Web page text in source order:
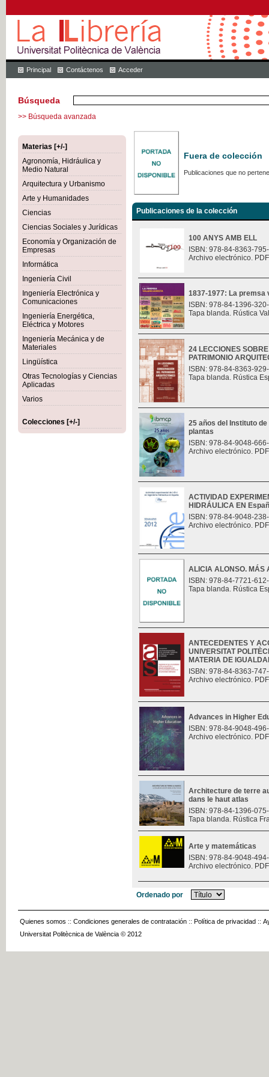
Principal Contáctenos Acceder
Búsqueda
>> Búsqueda avanzada
Materias [+/-]
Agronomía, Hidráulica y
Medio Natural
Arquitectura y Urbanismo
Arte y Humanidades
Ciencias
Ciencias Sociales y Jurídicas
Economía y Organización de
Empresas
Informática
Ingeniería Civil
Ingeniería Electrónica y
Comunicaciones
Ingeniería Energética,
Eléctrica y Motores
Ingeniería Mecánica y de
Materiales
Lingüística
Otras Tecnologías y Ciencias
Aplicadas
Varios
Colecciones [+/-]
Fuera de colección
Publicaciones que no
Publicaciones de la colección
100 ANYS AMB ELL
ISBN: 978-84-8363-
Archivo electrónico.
1837-1977: La premsa
ISBN: 978-84-1396-
Tapa blanda. Rústica
24 LECCIONES
PATRIMONIO
ISBN: 978-84-8363-
Tapa blanda. Rústica
25 años del Instituto
plantas
ISBN: 978-84-9048-
Archivo electrónico.
ACTIVIDAD
HIDRÁULICA EN
ISBN: 978-84-9048-
Archivo electrónico.
ALICIA ALONSO. MÁS
ISBN: 978-84-7721-
Tapa blanda. Rústica
ANTECEDENTES Y
UNIVERSITAT
MATERIA DE
ISBN: 978-84-8363-
Archivo electrónico.
Advances in Higher
ISBN: 978-84-9048-
Archivo electrónico.
Architecture de terre
dans le haut atlas
ISBN: 978-84-1396-
Tapa blanda. Rústica
Arte y matemáticas
ISBN: 978-84-9048-
Archivo electrónico.
Ordenado por
Quienes somos :: Condiciones generales de contratación :: Política de privacidad ::
Universitat Politècnica de València © 2012